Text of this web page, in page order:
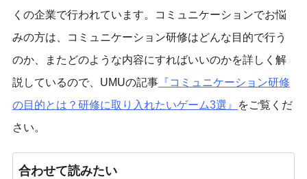
くの企業で行われています。コミュニケーションでお悩
みの方は、コミュニケーション研修はどんな目的で行う
のか、またどのような内容にすればいいのかを詳しく解
説しているので、UMUの記事『コミュニケーション研修
の目的とは？研修に取り入れたいゲーム3選 』
をご覧くだ
さい。
合わせて読みたい